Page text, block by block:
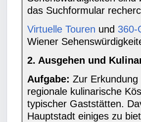
das Suchformular
Virtuelle Touren und 360-
Wiener
2. Ausgehen und
Aufgabe: Zur
regionale kulinarische
typischer Gaststätten.
Hauptstadt einiges zu